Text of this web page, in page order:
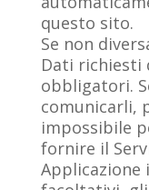
questo sito.
Se non
Dati richiesti
obbligatori.
comunicarli,
impossibile
fornire il
Applicazione